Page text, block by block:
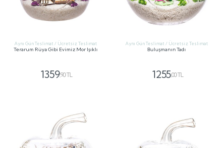
Aynı Gün Teslimat / Ücretsiz Teslimat
Terarum Rüya Gibi Evimiz Mor Işıklı
1359,90 TL
Aynı Gün Teslimat / Ücretsiz Teslimat
Buluşmanın Tadı
1255,00 TL